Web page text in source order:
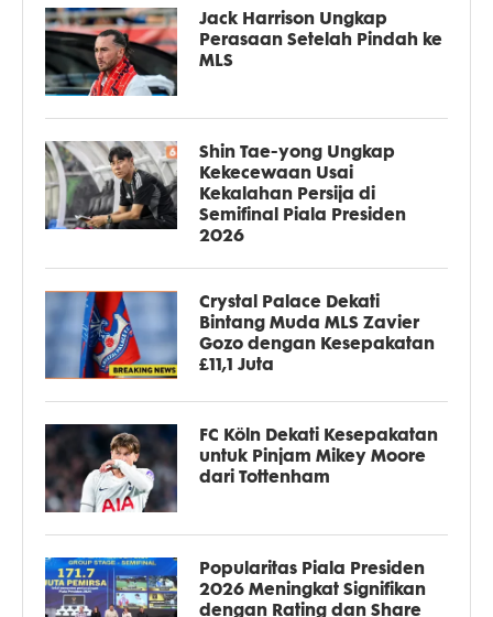
Jack Harrison Ungkap
Perasaan Setelah Pindah ke
MLS
Shin Tae-yong Ungkap
Kekecewaan Usai
Kekalahan Persija di
Semifinal Piala Presiden
2026
Crystal Palace Dekati
Bintang Muda MLS Zavier
Gozo dengan Kesepakatan
£11,1 Juta
FC Köln Dekati Kesepakatan
untuk Pinjam Mikey Moore
dari Tottenham
Popularitas Piala Presiden
2026 Meningkat Signifikan
dengan Rating dan Share